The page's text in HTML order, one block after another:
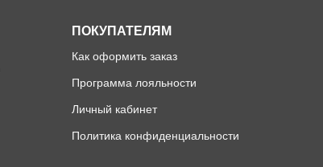
ПОКУПАТЕЛЯМ
Как оформить заказ
Программа лояльности
Личный кабинет
Политика конфиденциальности